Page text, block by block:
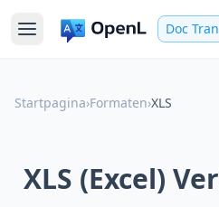
Doc
Startpagina›Formaten›XLS
XLS (Excel)